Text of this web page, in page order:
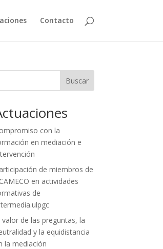
Contacto
Buscar
con la
en mediación e
de miembros de
en actividades
de
valor de las preguntas, la
y la equidistancia
la mediación